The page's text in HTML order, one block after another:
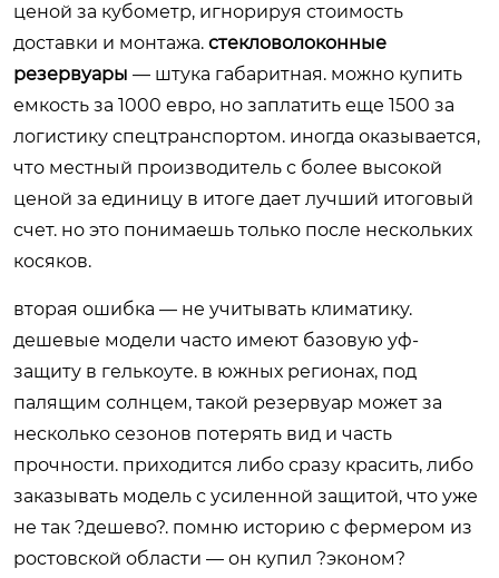
ценой за кубометр, игнорируя стоимость
доставки и монтажа. стекловолоконные
резервуары — штука габаритная. можно купить
емкость за 1000 евро, но заплатить еще 1500 за
логистику спецтранспортом. иногда оказывается,
что местный производитель с более высокой
ценой за единицу в итоге дает лучший итоговый
счет. но это понимаешь только после нескольких
косяков.
вторая ошибка — не учитывать климатику.
дешевые модели часто имеют базовую уф-
защиту в гелькоуте. в южных регионах, под
палящим солнцем, такой резервуар может за
несколько сезонов потерять вид и часть
прочности. приходится либо сразу красить, либо
заказывать модель с усиленной защитой, что уже
не так ?дешево?. помню историю с фермером из
ростовской области — он купил ?эконом?